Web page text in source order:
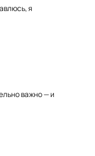
я
важно — и